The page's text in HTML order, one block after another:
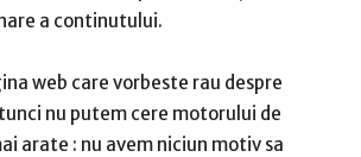
a continutului.
web care vorbeste rau despre
nu putem cere motorului de
arate : nu avem niciun motiv sa